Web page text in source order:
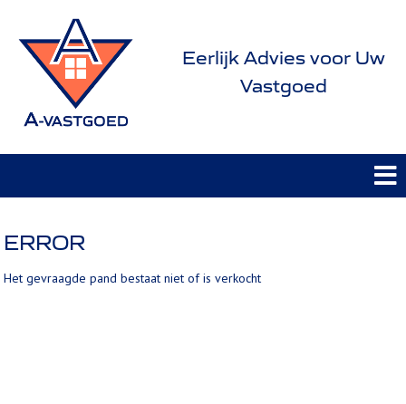
Eerlijk Advies voor Uw
Vastgoed
ERROR
Het gevraagde pand bestaat niet of is verkocht